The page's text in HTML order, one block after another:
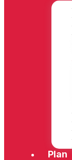
Plan